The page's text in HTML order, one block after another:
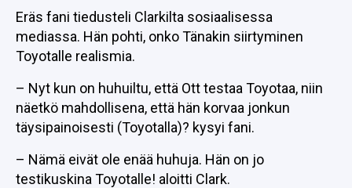
Eräs fani tiedusteli Clarkilta sosiaalisessa
mediassa. Hän pohti, onko Tänakin siirtyminen
Toyotalle realismia.
– Nyt kun on huhuiltu, että Ott testaa Toyotaa, niin
näetkö mahdollisena, että hän korvaa jonkun
täysipainoisesti (Toyotalla)? kysyi fani.
– Nämä eivät ole enää huhuja. Hän on jo
testikuskina Toyotalle! aloitti Clark.